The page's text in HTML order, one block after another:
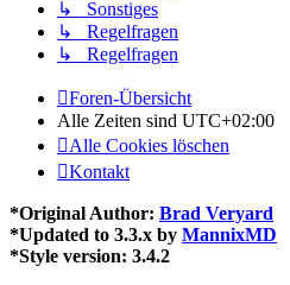
↳ Sonstiges
↳ Regelfragen
↳ Regelfragen
Foren-Übersicht
Alle Zeiten sind UTC+02:00
Alle Cookies löschen
Kontakt
*Original Author: Brad Veryard
*Updated to 3.3.x by MannixMD
*Style version: 3.4.2